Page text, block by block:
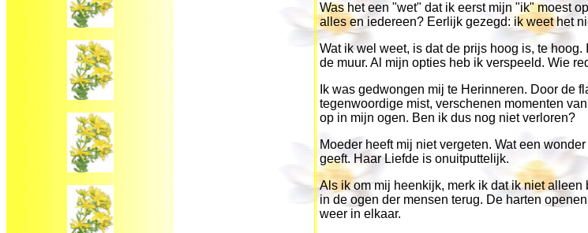
Was het een "wet" dat ik eerst mijn "ik" moest
alles en iedereen? Eerlijk gezegd: ik weet het
Wat ik wel weet, is dat de prijs hoog is, te hoog.
de muur. Al mijn opties heb ik verspeeld. Wie
Ik was gedwongen mij te Herinneren. Door de
tegenwoordige mist, verschenen momenten
op in mijn ogen. Ben ik dus nog niet verloren?
Moeder heeft mij niet vergeten. Wat een
geeft. Haar Liefde is onuitputtelijk.
Als ik om mij heenkijk, merk ik dat ik niet alleen
in de ogen der mensen terug. De harten
weer in elkaar.